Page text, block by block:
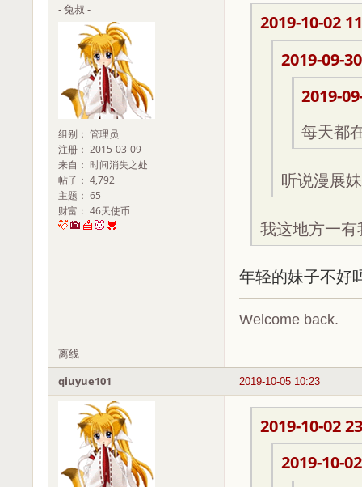
- 兔叔 -
组别： 管理员
注册： 2015-03-09
来自： 时间消失之处
帖子： 4,792
主题： 65
财富： 46天使币
2019-10-02
2019-09-
2019-
每天都
听说漫展
我这地方一
年轻的妹子不好
Welcome back.
离线
2019-10-05 10:23
qiuyue101
2019-10-02
2019-10-